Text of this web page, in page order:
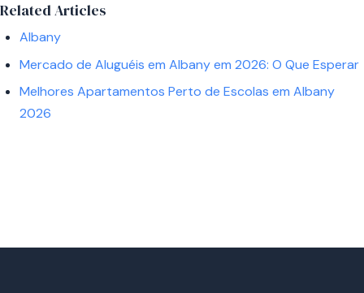
Related Articles
Albany
Mercado de Aluguéis em Albany em 2026: O Que Esperar
Melhores Apartamentos Perto de Escolas em Albany
2026